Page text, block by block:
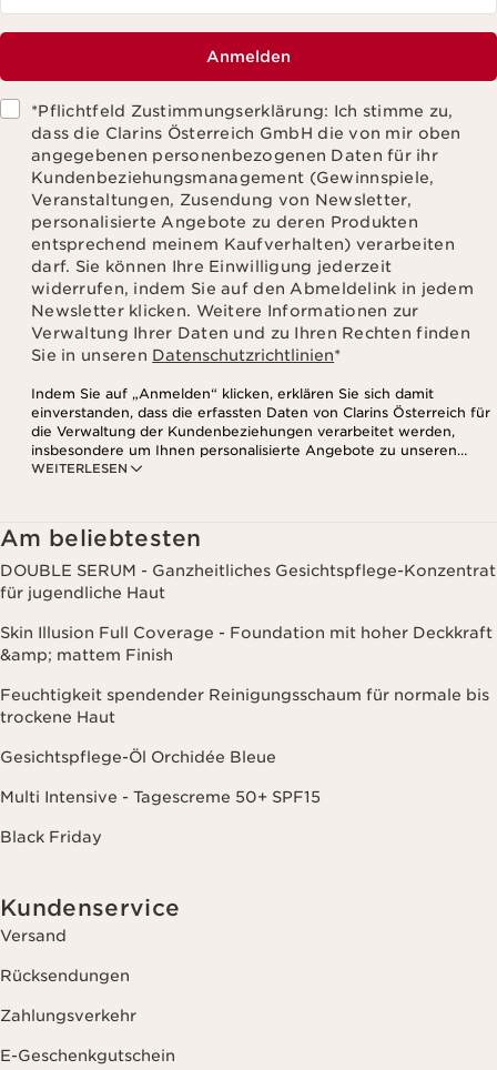
Anmelden
*Pflichtfeld Zustimmungserklärung: Ich stimme zu,
dass die Clarins Österreich GmbH die von mir oben
angegebenen personenbezogenen Daten für ihr
Kundenbeziehungsmanagement (Gewinnspiele,
Veranstaltungen, Zusendung von Newsletter,
personalisierte Angebote zu deren Produkten
entsprechend meinem Kaufverhalten) verarbeiten
darf. Sie können Ihre Einwilligung jederzeit
widerrufen, indem Sie auf den Abmeldelink in jedem
Newsletter klicken. Weitere Informationen zur
Verwaltung Ihrer Daten und zu Ihren Rechten finden
Sie in unseren Datenschutzrichtlinien*
WEITERLESEN
Indem Sie auf „Anmelden“ klicken, erklären Sie sich damit
einverstanden, dass die erfassten Daten von Clarins Österreich für
die Verwaltung der Kundenbeziehungen verarbeitet werden,
insbesondere um Ihnen personalisierte Angebote zu unseren
Produkten und Dienstleistungen entsprechend Ihrem
Websites Dritter, sowie für analytische Zwecke.
Am beliebtesten
DOUBLE SERUM - Ganzheitliches Gesichtspflege-Konzentrat
für jugendliche Haut
Skin Illusion Full Coverage - Foundation mit hoher Deckkraft
&amp; mattem Finish
Feuchtigkeit spendender Reinigungsschaum für normale bis
trockene Haut
Gesichtspflege-Öl Orchidée Bleue
Multi Intensive - Tagescreme 50+ SPF15
Black Friday
Kundenservice
Versand
Rücksendungen
Zahlungsverkehr
E-Geschenkgutschein